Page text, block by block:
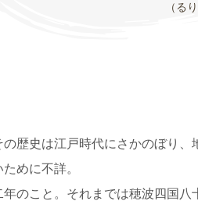
（る
歴史は江戸時代にさかのぼり、
めに不詳。
のこと。それまでは穂波四国